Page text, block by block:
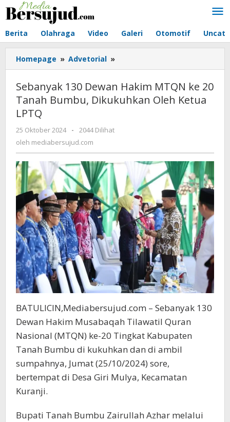
Lewati
Berita Olahraga Video Galeri Otomotif
Homepage » Advetorial »
130
Dewan
Hakim
MTQN
Dikukuhkan
Oleh
Ketua
LPTQ
Sebanyak 130 Dewan Hakim MTQN ke 20
Tanah Bumbu, Dikukuhkan Oleh Ketua
LPTQ
25 Oktober 2024
oleh
mediabersujud.com
-
2044 Dilihat
oleh mediabersujud.com
BATULICIN,Mediabersujud.com – Sebanyak 130
Dewan Hakim Musabaqah Tilawatil Quran
Nasional (MTQN) ke-20 Tingkat Kabupaten
Tanah Bumbu di kukuhkan dan di ambil
sumpahnya, Jumat (25/10/2024) sore,
bertempat di Desa Giri Mulya, Kecamatan
Kuranji.
Bupati Tanah Bumbu Zairullah Azhar melalui